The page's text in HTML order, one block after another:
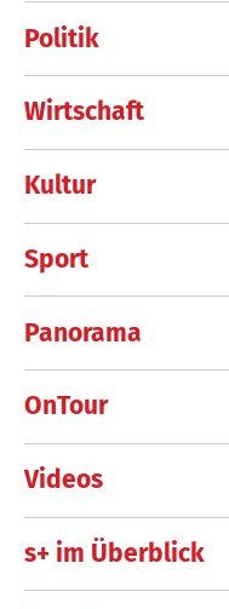
Politik
Wirtschaft
Kultur
Sport
Panorama
OnTour
Videos
s+ im Überblick